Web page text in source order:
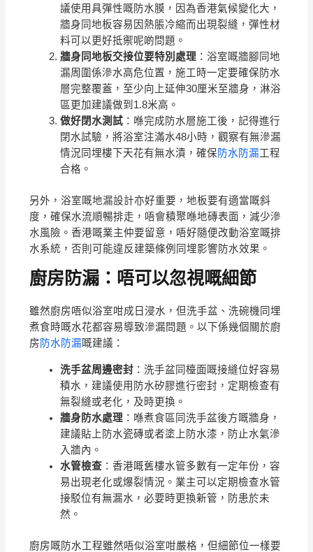
議使用具彈性嘅防水膜，因為香港氣候變化大，
牆身同地板容易因熱脹冷縮而出現裂縫，彈性材
料可以更好抵禦呢啲問題。
牆身同地板交接位要特別處理 ：浴室嘅牆腳同地
漏周圍係滲水高危位置，施工時一定要確保防水
層完整覆蓋，至少向上延伸30厘米至牆身，淋浴
區更加建議做到1.8米高。
做好閉水測試 ：喺完成防水層施工後，記得進行
閉水試驗，將浴室注滿水48小時，觀察有無滲漏
情況同埋樓下天花有無水漬，確保 防水防漏工程
合格。
另外，浴室嘅地漏設計亦好重要，地板要有適當嘅斜
度，確保水流順暢排走，唔會積聚喺地磚表面，減少滲
水風險。香港嘅業主仲要留意，唔好隨便改動浴室嘅排
水系統，否則可能違反建築條例同埋影響防水效果。
廚房防漏：唔可以忽視嘅細節
雖然廚房唔似浴室咁成日浸水，但洗手盆、洗碗機同埋
煮食時嘅水花都容易導致滲漏問題。以下係幾個關於廚
房 防水防漏嘅建議：
洗手盆周邊密封 ：洗手盆同檯面嘅接縫位好容易
積水，建議使用防水矽膠進行密封，定期檢查有
無裂縫或老化，及時更換。
牆身防水處理 ：喺煮食區同洗手盆後方嘅牆身，
建議貼上防水瓷磚或者塗上防水漆，防止水氣滲
入牆內。
水管檢查 ：香港嘅舊樓水管多數有一定年份，容
易出現老化或爆裂情況。業主可以定期檢查水管
接駁位有無漏水，必要時更換新管，防患於未
然。
廚房嘅防水工程雖然唔似浴室咁嚴格，但細節位一樣要